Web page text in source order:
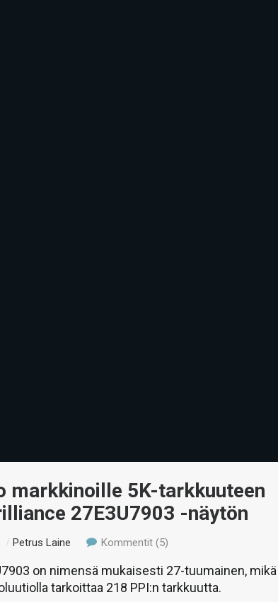
markkinoille 5K-tarkkuuteen
27E3U7903 -näytön
/Petrus Laine Kommentit (5)
on nimensä mukaisesti 27-tuumainen, mikä
tarkoittaa 218 PPI:n tarkkuutta.